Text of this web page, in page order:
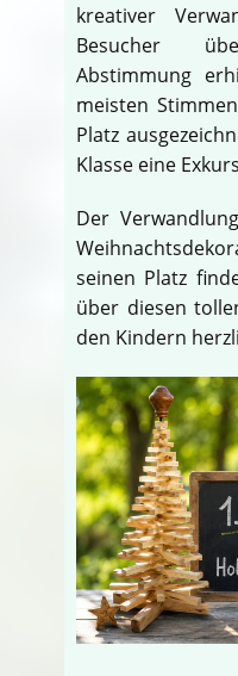
kreativer
Besucher
Abstimmung
meisten
Platz
Klasse eine
Der
seinen Platz
über diesen
den Kindern